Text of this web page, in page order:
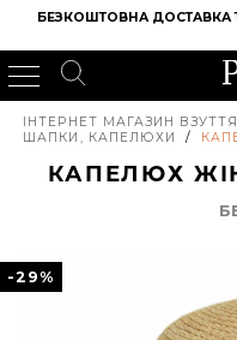
БЕЗКОШТОВНА ДОСТАВКА
ІНТЕРНЕТ МАГАЗИН ВЗУТТЯ
ШАПКИ, КАПЕЛЮХИ
/
КАПЕЛЮХ
-29%